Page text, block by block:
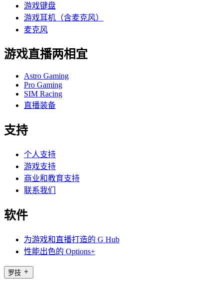
游戏键盘
游戏耳机（含麦克风）
麦克风
游戏直播两相宜
Astro Gaming
Pro Gaming
SIM Racing
直播装备
支持
个人支持
游戏支持
商业和教育支持
联系我们
软件
为游戏和直播打造的 G Hub
性能出色的 Options+
罗技